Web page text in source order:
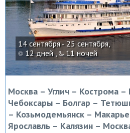
14 сентября - 25 сентября,
12 дней ,
11 ночей
Москва – Углич – Кострома
Чебоксары – Болгар –
– Козьмодемьянск –
Ярославль – Калязин –